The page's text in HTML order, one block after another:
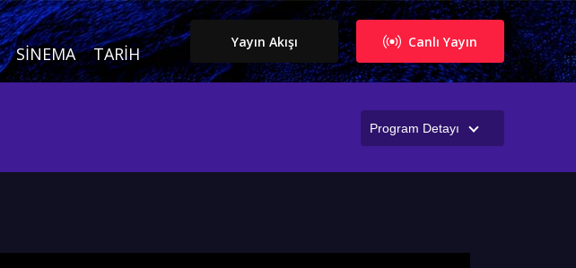
SINEMA TARIH
Canlı Yayın
Yayın Akışı
Program Detayı